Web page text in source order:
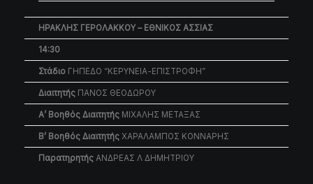
ΗΡΑΚΛΗΣ ΓΕΡΟΛΑΚΚΟΥ – ΕΘΝΙΚΟΣ ΑΣΣΙΑΣ
14:30
Στάδιο ΓΗΠΕΔΟ “ΚΕΡΥΝΕΙΑ-ΕΠΙΣΤΡΟΦΗ”
Διαιτητής ΠΑΝΟΣ ΘΕΟΔΩΡΟΥ
Α’ Βοηθός Διαιτητής ΜΙΧΑΛΗΣ ΜΕΤΑΞΑΣ
Β’ Βοηθός Διαιτητής ΧΑΡΑΛΑΜΠΟΣ ΚΟΝΝΑΡΗΣ
Παρατηρητής ΑΝΔΡΕΑΣ Λ ΔΗΜΗΤΡΙΟΥ